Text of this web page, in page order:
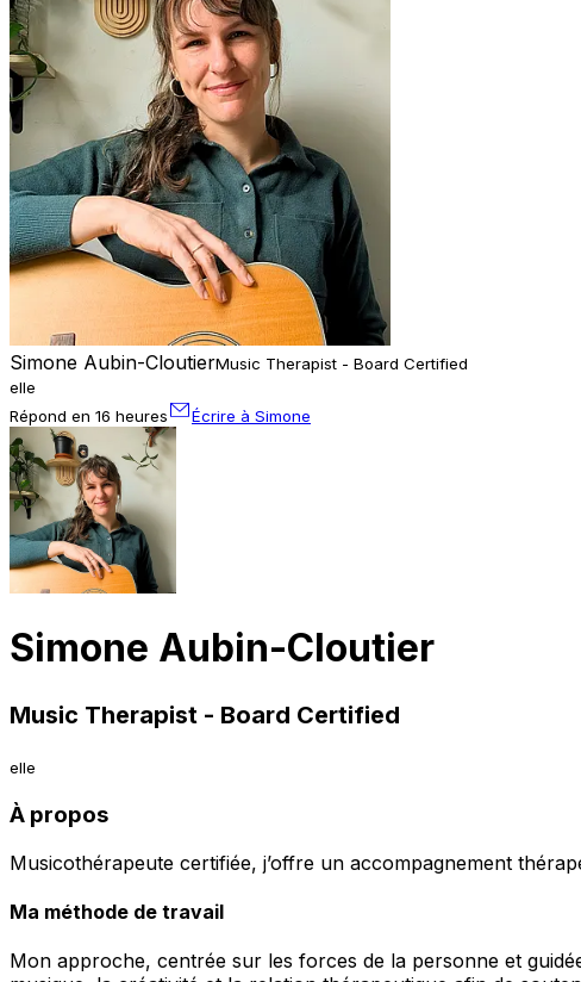
Simone Aubin-CloutierMusic Therapist - Board Certified
elle
Répond en 16 heures
Écrire à Simone
Simone Aubin-Cloutier
Music Therapist - Board Certified
elle
À propos
Musicothérapeute certifiée, j’offre un accompagnement
Ma méthode de travail
Mon approche, centrée sur les forces de la personne et